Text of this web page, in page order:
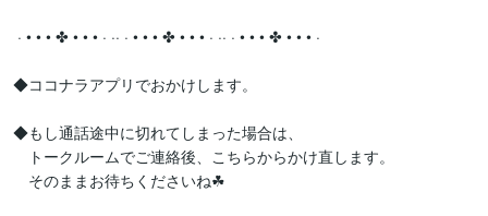
◆ココナラアプリでおかけします。
◆もし通話途中に切れてしまった場合は、
トークルームでご連絡後、こちらからかけ直します。
そのままお待ちくださいね☘